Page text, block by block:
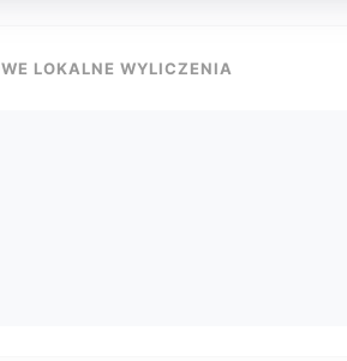
LOKALNE WYLICZENIA